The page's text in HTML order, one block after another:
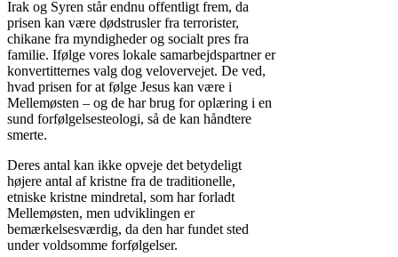
Irak og Syren står endnu offentligt frem, da
prisen kan være dødstrusler fra terrorister,
chikane fra myndigheder og socialt pres fra
familie. Ifølge vores lokale samarbejdspartner er
konvertitternes valg dog velovervejet. De ved,
hvad prisen for at følge Jesus kan være i
Mellemøsten – og de har brug for oplæring i en
sund forfølgelsesteologi, så de kan håndtere
smerte.
Deres antal kan ikke opveje det betydeligt
højere antal af kristne fra de traditionelle,
etniske kristne mindretal, som har forladt
Mellemøsten, men udviklingen er
bemærkelsesværdig, da den har fundet sted
under voldsomme forfølgelser.